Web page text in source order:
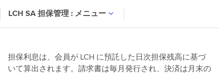
LCH SA 担保管理 : メニュー
担保利息は、会員が LCH に預託した日次担保残高に基づ
いて算出されます。請求書は毎月発行され、決済は月末の